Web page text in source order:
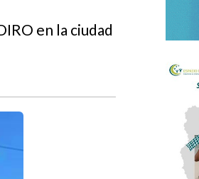
en la ciudad